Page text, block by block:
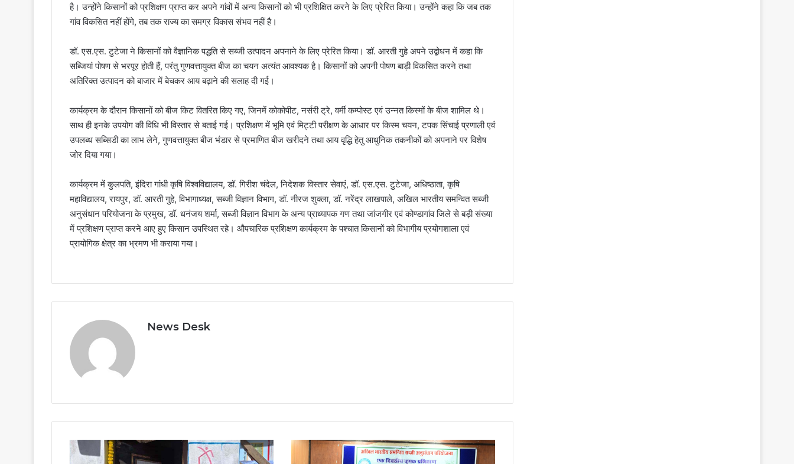
है। उन्होंने किसानों को प्रशिक्षण प्राप्त कर अपने गांवों में अन्य किसानों को भी प्रशिक्षित करने के लिए प्रेरित किया। उन्होंने कहा कि जब तक
गांव विकसित नहीं होंगे, तब तक राज्य का समग्र विकास संभव नहीं है।
डॉ. एस.एस. टुटेजा ने किसानों को वैज्ञानिक पद्धति से सब्जी उत्पादन अपनाने के लिए प्रेरित किया। डॉ. आरती गुहे अपने उद्बोधन में कहा कि
सब्जियां पोषण से भरपूर होती हैं, परंतु गुणवत्तायुक्त बीज का चयन अत्यंत आवश्यक है। किसानों को अपनी पोषण बाड़ी विकसित करने तथा
अतिरिक्त उत्पादन को बाजार में बेचकर आय बढ़ाने की सलाह दी गई।
कार्यक्रम के दौरान किसानों को बीज किट वितरित किए गए, जिनमें कोकोपीट, नर्सरी ट्रे, वर्मी कम्पोस्ट एवं उन्नत किस्मों के बीज शामिल थे।
साथ ही इनके उपयोग की विधि भी विस्तार से बताई गई। प्रशिक्षण में भूमि एवं मिट्टी परीक्षण के आधार पर किस्म चयन, टपक सिंचाई प्रणाली एवं
उपलब्ध सब्सिडी का लाभ लेने, गुणवत्तायुक्त बीज भंडार से प्रमाणित बीज खरीदने तथा आय वृद्धि हेतु आधुनिक तकनीकों को अपनाने पर विशेष
जोर दिया गया।
कार्यक्रम में कुलपति, इंदिरा गांधी कृषि विश्वविद्यालय, डॉ. गिरीश चंदेल, निदेशक विस्तार सेवाएं, डॉ. एस.एस. टुटेजा, अधिष्ठाता, कृषि
महाविद्यालय, रायपुर, डॉ. आरती गुहे, विभागाध्यक्ष, सब्जी विज्ञान विभाग, डॉ. नीरज शुक्ला, डॉ. नरेंद्र लाखपाले, अखिल भारतीय समन्वित सब्जी
अनुसंधान परियोजना के प्रमुख, डॉ. धनंजय शर्मा, सब्जी विज्ञान विभाग के अन्य प्राध्यापक गण तथा जांजगीर एवं कोण्डागांव जिले से बड़ी संख्या
में प्रशिक्षण प्राप्त करने आए हुए किसान उपस्थित रहे। औपचारिक प्रशिक्षण कार्यक्रम के पश्चात किसानों को विभागीय प्रयोगशाला एवं
प्रायोगिक क्षेत्र का भ्रमण भी कराया गया।
News Desk
प्रधानमंत्री
आवास
कृषि
महाविद्यालय,